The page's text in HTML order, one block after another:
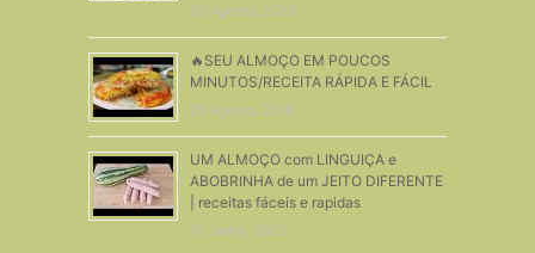
20 Agosto, 2025
🔥SEU ALMOÇO EM POUCOS
MINUTOS/RECEITA RÁPIDA E FÁCIL
25 Agosto, 2018
UM ALMOÇO com LINGUIÇA e
ABOBRINHA de um JEITO DIFERENTE
| receitas fáceis e rapidas
13 Junho, 2022